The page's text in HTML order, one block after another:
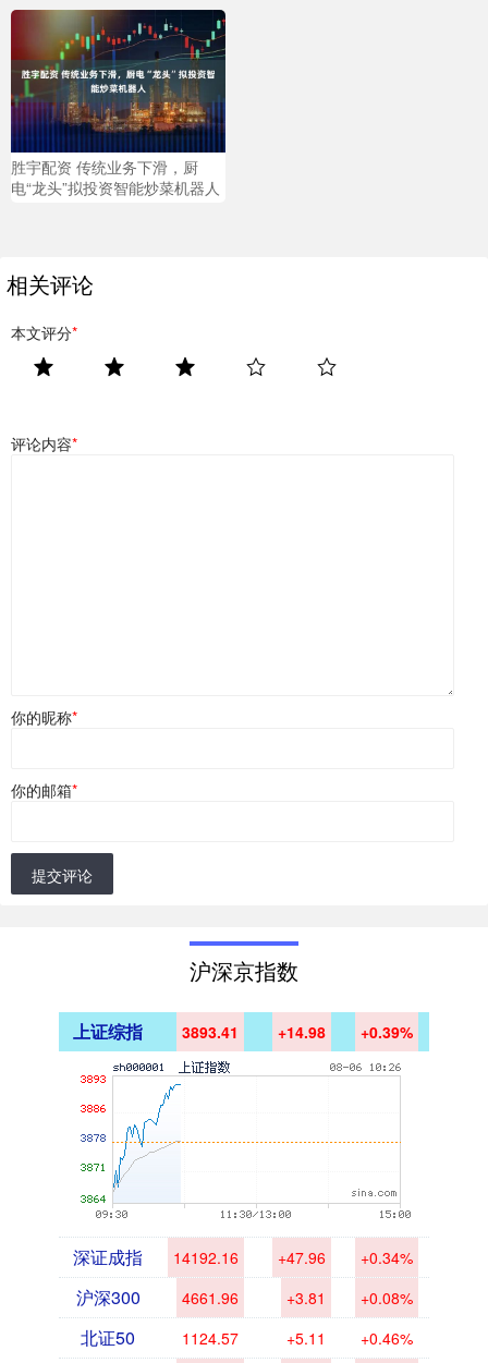
胜宇配资 传统业务下滑，厨
电“龙头”拟投资智能炒菜机器人
相关评论
本文评分*
评论内容*
你的昵称*
你的邮箱*
提交评论
沪深京指数
上证综指 3893.41 +14.98 +0.39%
深证成指 14192.16 +47.96 +0.34%
沪深300 4661.96 +3.81 +0.08%
北证50 1124.57 +5.11 +0.46%